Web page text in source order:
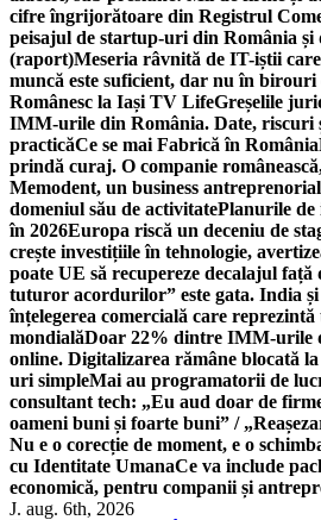
cifre îngrijorătoare din Registrul
peisajul de startup-uri din România și
(raport)Meseria râvnită de IT-iștii
muncă este suficient, dar nu în
Românesc la Iași TV LifeGreșelile
IMM-urile din România. Date, riscuri
practicăCe se mai Fabrică în România
prindă curaj. O companie
Memodent, un business
domeniul său de activitatePlanurile
în 2026Europa riscă un deceniu de
crește investițiile în tehnologie,
poate UE să recupereze decalajul față
tuturor acordurilor” este gata. India
înțelegerea comercială care
mondialăDoar 22% dintre IMM-urile
online. Digitalizarea rămâne blocată
uri simpleMai au programatorii de
consultant tech: „Eu aud doar de
oameni buni și foarte buni” /
Nu e o corecție de moment, e o
cu Identitate UmanaCe va include
economică, pentru companii și
J. aug. 6th, 2026